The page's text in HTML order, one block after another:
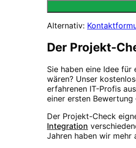
Alternativ:
Der Projekt-
Sie haben eine Idee für
wären? Unser
erfahrenen IT-Profis aus
einer ersten
Der Projekt-Check
Integration
Jahren haben wir mehr